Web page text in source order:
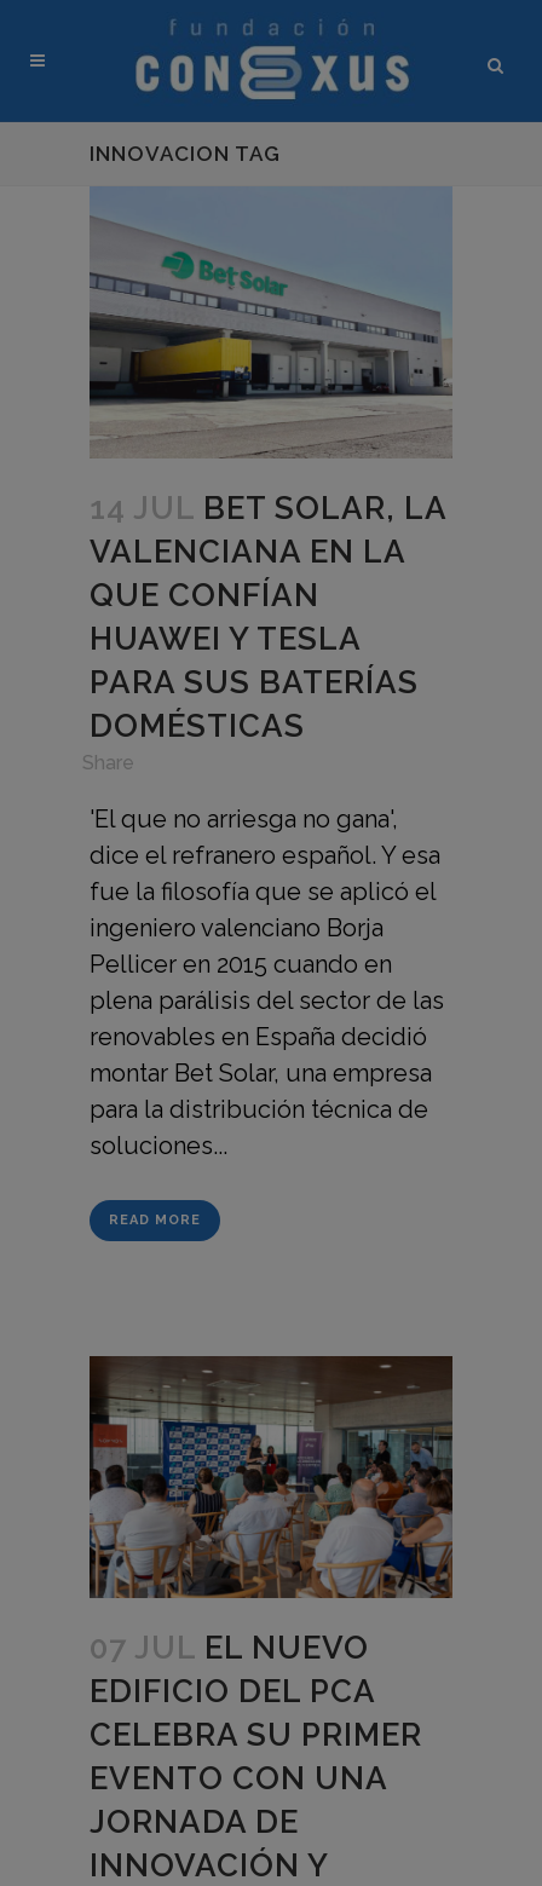
INNOVACION TAG
14 JUL BET SOLAR, LA
VALENCIANA EN LA
QUE CONFÍAN
HUAWEI Y TESLA
PARA SUS BATERÍAS
DOMÉSTICAS
Share
'El que no arriesga no gana',
dice el refranero español. Y esa
fue la filosofía que se aplicó el
ingeniero valenciano Borja
Pellicer en 2015 cuando en
plena parálisis del sector de las
renovables en España decidió
montar Bet Solar, una empresa
para la distribución técnica de
soluciones...
READ MORE
07 JUL EL NUEVO
EDIFICIO DEL PCA
CELEBRA SU PRIMER
EVENTO CON UNA
JORNADA DE
INNOVACIÓN Y